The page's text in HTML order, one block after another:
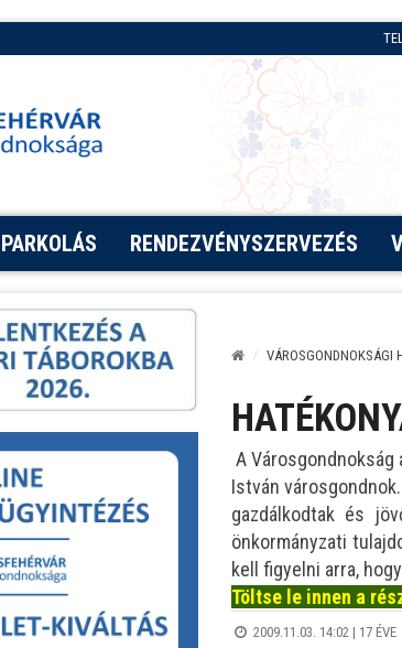
PARKOLÁS RENDEZVÉNYSZERVEZÉS
VÁROSGONDNOKSÁGI
A
István
gazdálkodtak és
önkormányzati
kell figyelni arra,
Töltse le innen a
2009.11.03. 14:02 | 17 ÉVE